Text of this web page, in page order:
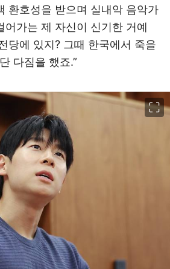
환호성을 받으며 실내악 음악가
어가는 제 자신이 신기한 거예
당에 있지? 그때 한국에서 죽을
다짐을 했죠.”